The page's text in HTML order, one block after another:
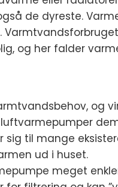
de dyreste.
og her falder
og
til mange
ud i huset.
meget